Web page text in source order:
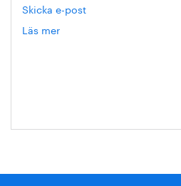
Skicka e-post
Läs mer